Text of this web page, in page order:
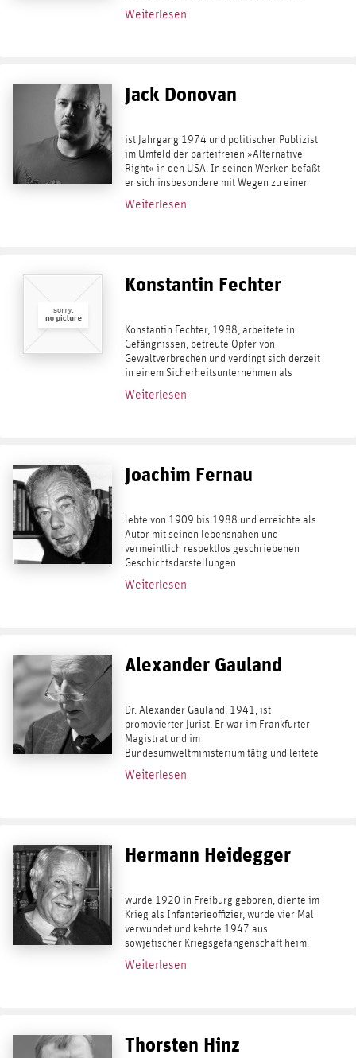
Castelvecchi, 2006, sowie der Roman
Nessun dolore. Una storia di Casapound
Weiterlesen
Jack Donovan
ist Jahrgang 1974 und politischer Publizist
im Umfeld der parteifreien »Alternative
Right« in den USA. In seinen Werken befaßt
er sich insbesondere mit Wegen zu einer
selbstbewußten, kraftvollen Männlichkeit
sowie tribalistischen Gegenentwürfen...
Weiterlesen
Konstantin Fechter
Konstantin Fechter, 1988, arbeitete in
Gefängnissen, betreute Opfer von
Gewaltverbrechen und verdingt sich derzeit
in einem Sicherheitsunternehmen als
Berater für strategische Operationen. Aus
diesen Erfahrungen rührt seine Neugier für
Weiterlesen
Joachim Fernau
lebte von 1909 bis 1988 und erreichte als
Autor mit seinen lebensnahen und
vermeintlich respektlos geschriebenen
Geschichtsdarstellungen
Millionenauflagen. Zu seinen bekanntesten
Büchern gehören Deutschland, Deutschland
Weiterlesen
Alexander Gauland
Dr. Alexander Gauland, 1941, ist
promovierter Jurist. Er war im Frankfurter
Magistrat und im
Bundesumweltministerium tätig und leitete
von 1987 bis 1991 die Hessische
Staatskanzlei unter dem CDU-
Weiterlesen
Hermann Heidegger
wurde 1920 in Freiburg geboren, diente im
Krieg als Infanterieoffizier, wurde vier Mal
verwundet und kehrte 1947 aus
sowjetischer Kriegsgefangenschaft heim.
Heidegger arbeitete als Volksschullehrer,
promovierte bei Gerhard Ritter über Die...
Weiterlesen
Thorsten Hinz